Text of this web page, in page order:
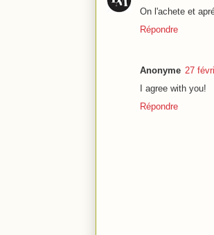
On l'achete et
Répondre
Anonyme 27
I agree with you!
Répondre